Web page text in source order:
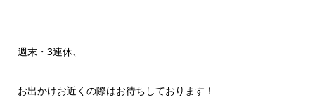
週末・3連休、
お出かけお近くの際はお待ちしております！